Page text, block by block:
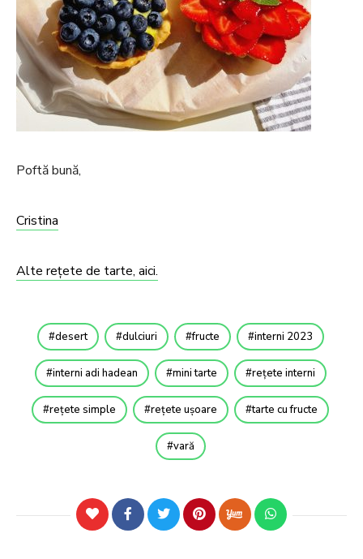
Poftă bună,
Cristina
Alte rețete de tarte, aici.
desert dulciuri fructe interni 2023
interni adi hadean mini tarte rețete interni
rețete simple rețete ușoare tarte cu fructe
vară